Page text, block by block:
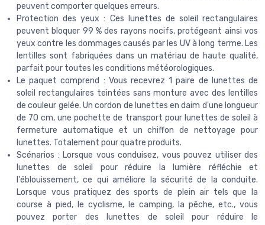
peuvent comporter quelques erreurs.
Protection des yeux : Ces lunettes de soleil rectangulaires
peuvent bloquer 99 % des rayons nocifs, protégeant ainsi vos
yeux contre les dommages causés par les UV à long terme. Les
lentilles sont fabriquées dans un matériau de haute qualité,
parfait pour toutes les conditions météorologiques.
Le paquet comprend : Vous recevrez 1 paire de lunettes de
soleil rectangulaires teintées sans monture avec des lentilles
de couleur gelée. Un cordon de lunettes en daim d'une longueur
de 70 cm, une pochette de transport pour lunettes de soleil à
fermeture automatique et un chiffon de nettoyage pour
lunettes. Totalement pour quatre produits.
Scénarios : Lorsque vous conduisez, vous pouvez utiliser des
lunettes de soleil pour réduire la lumière réfléchie et
l'éblouissement, ce qui améliore la sécurité de la conduite.
Lorsque vous pratiquez des sports de plein air tels que la
course à pied, le cyclisme, le camping, la pêche, etc., vous
pouvez porter des lunettes de soleil pour réduire le